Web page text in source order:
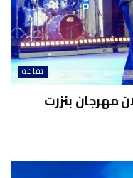
ثقافة
مهرجان بنزرت